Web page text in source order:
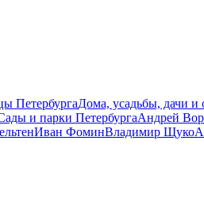
ПетербургаДома, усадьбы, дачи и
и парки ПетербургаАндрей
Иван ФоминВладимир Щуко